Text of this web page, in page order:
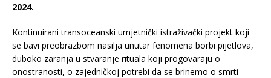
2024.
Kontinuirani transoceanski umjetnički istraživački projekt koji
se bavi preobrazbom nasilja unutar fenomena borbi pijetlova,
duboko zaranja u stvaranje rituala koji progovaraju o
onostranosti, o zajedničkoj potrebi da se brinemo o smrti —